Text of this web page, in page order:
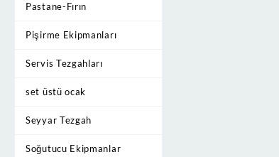
Pastane-Fırın
Pişirme Ekipmanları
Servis Tezgahları
set üstü ocak
Seyyar Tezgah
Soğutucu Ekipmanlar